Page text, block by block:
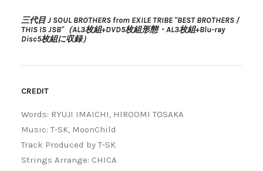
三代目 J SOUL BROTHERS from EXILE TRIBE "BEST BROTHERS /
THIS IS JSB"（AL3枚組+DVD5枚組形態・AL3枚組+Blu-ray
Disc5枚組に収録）
CREDIT
Words: RYUJI IMAICHI, HIROOMI TOSAKA
Music: T-SK, MoonChild
Track Produced by T-SK
Strings Arrange: CHICA